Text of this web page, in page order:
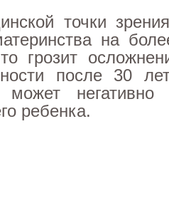
точки
на
грозит
после 30
негативно
ребенка.